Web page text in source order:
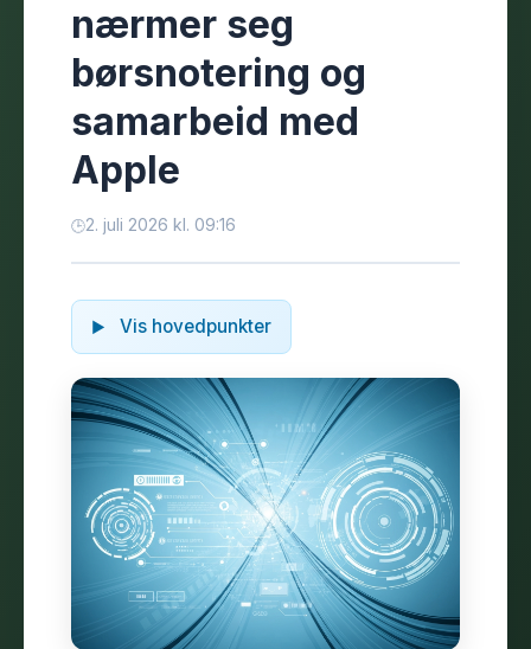
nærmer seg
børsnotering og
samarbeid med
Apple
2. juli 2026 kl. 09:16
Vis hovedpunkter